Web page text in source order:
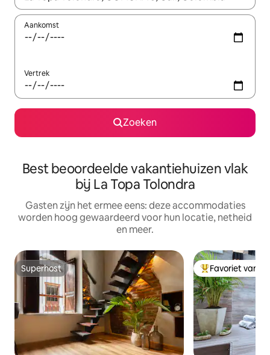
Aankomst
Vertrek
Zoeken
Best beoordeelde vakantiehuizen vlak
bij La Topa Tolondra
Gasten zijn het ermee eens: deze accommodaties
worden hoog gewaardeerd voor hun locatie, netheid
en meer.
Superhost
Superhost Topfavoriet van
Favoriet van